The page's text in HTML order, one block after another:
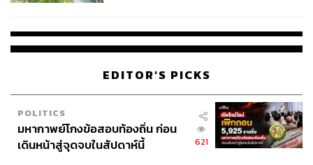
EDITOR'S PICKS
POLITICS
มหากาพย์โกงข้อสอบท้องถิ่น ก่อน
เดินหน้าสู่จุดจบในสัปดาห์นี้
621